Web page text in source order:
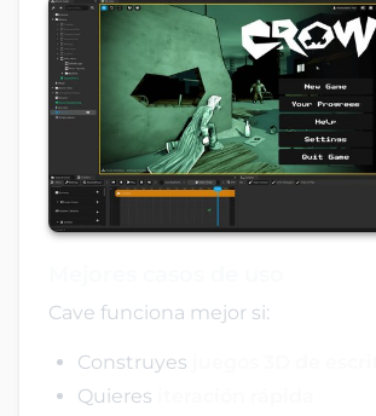
Cave funciona mejor si:
Construyes
Quieres